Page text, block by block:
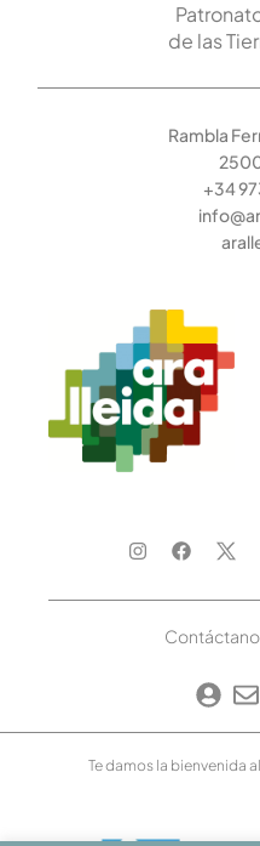
de las
Rambla
+34
Te damos la bienvenida